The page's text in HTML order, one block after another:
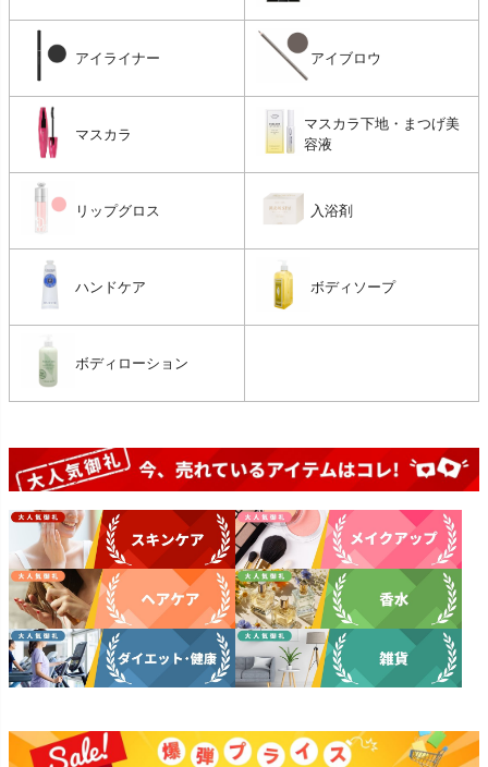
アイライナー アイブロウ
マスカラ
マスカラ下地・まつげ美
容液
リップグロス 入浴剤
ハンドケア ボディソープ
ボディローション